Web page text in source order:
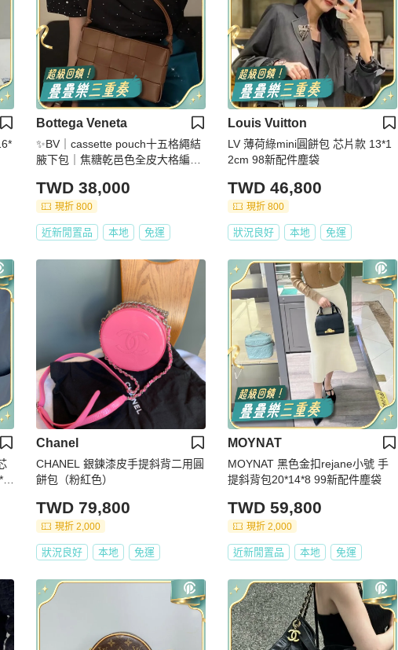
Bottega Veneta
✨BV｜cassette pouch十五格繩結
腋下包｜焦糖乾邑色全皮大格編織
TWD 38,000
現折 800
近新閒置品 本地 免運
Louis Vuitton
LV 薄荷綠mini圓餅包 芯片款 13*1
2cm 98新配件塵袋
TWD 46,800
現折 800
狀況良好 本地 免運
Chanel
CHANEL 銀鍊漆皮手提斜背二用圓
餅包（粉紅色）
TWD 79,800
現折 2,000
狀況良好 本地 免運
MOYNAT
MOYNAT 黑色金扣rejane小號 手
提斜背包20*14*8 99新配件塵袋
TWD 59,800
現折 2,000
近新閒置品 本地 免運